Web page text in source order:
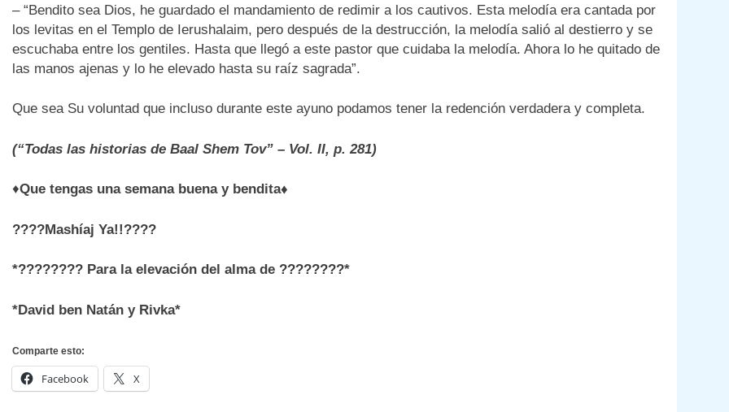
– “Bendito sea Dios, he guardado el mandamiento de redimir a los cautivos. Esta melodía era cantada por
los levitas en el Templo de Ierushalaim, pero después de la destrucción, la melodía salió al destierro y se
escuchaba entre los gentiles. Hasta que llegó a este pastor que cuidaba la melodía. Ahora lo he quitado de
las manos ajenas y lo he elevado hasta su raíz sagrada”.
Que sea Su voluntad que incluso durante este ayuno podamos tener la redención verdadera y completa.
(“Todas las historias de Baal Shem Tov” – Vol. II, p. 281)
♦️Que tengas una semana buena y bendita♦
????Mashíaj Ya!!????
*????????Para la elevación del alma de ????????*
*David ben Natán y Rivka*
Comparte esto:
Facebook X